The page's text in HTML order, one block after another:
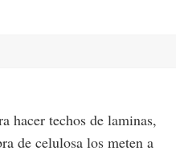
hacer techos de laminas,
de celulosa los meten a